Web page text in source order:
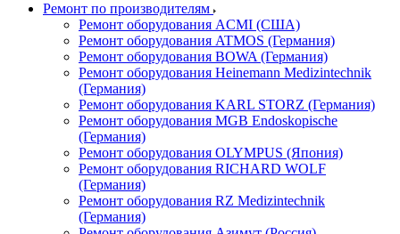
Ремонт по производителям
Ремонт оборудования ACMI (США)
Ремонт оборудования ATMOS (Германия)
Ремонт оборудования BOWA (Германия)
Ремонт оборудования Heinemann Medizintechnik
(Германия)
Ремонт оборудования KARL STORZ (Германия)
Ремонт оборудования MGB Endoskopische
(Германия)
Ремонт оборудования OLYMPUS (Япония)
Ремонт оборудования RICHARD WOLF
(Германия)
Ремонт оборудования RZ Medizintechnik
(Германия)